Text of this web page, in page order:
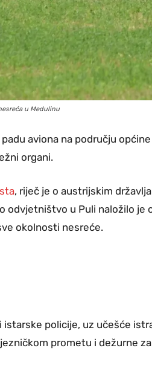
u Medulinu
aviona na području
organi.
, riječ je o austrijskim
odvjetništvo u Puli naložilo je
okolnosti nesreće.
istarske policije, uz učešće
prometu i dežurne